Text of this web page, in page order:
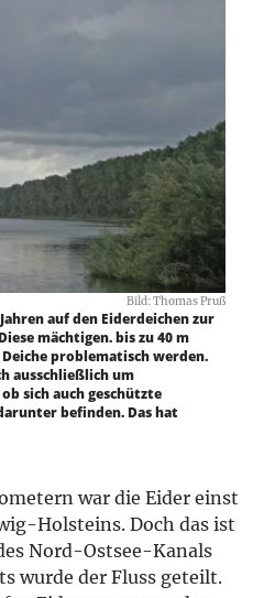
Bild: Thomas Pruß
auf den Eiderdeichen zur
mächtigen. bis zu 40 m
problematisch werden.
ausschließlich um
sich auch geschützte
befinden. Das hat
war die Eider einst
Holsteins. Doch das ist
Nord-Ostsee-Kanals
wurde der Fluss geteilt.